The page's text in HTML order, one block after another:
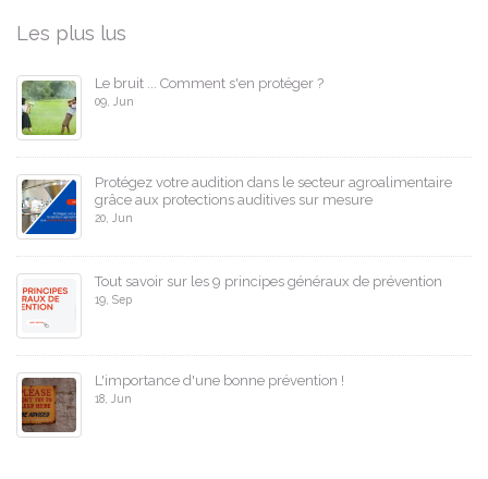
Les plus lus
Le bruit ... Comment s'en protéger ?
09, Jun
Protégez votre audition dans le secteur agroalimentaire
grâce aux protections auditives sur mesure
20, Jun
Tout savoir sur les 9 principes généraux de prévention
19, Sep
L'importance d'une bonne prévention !
18, Jun